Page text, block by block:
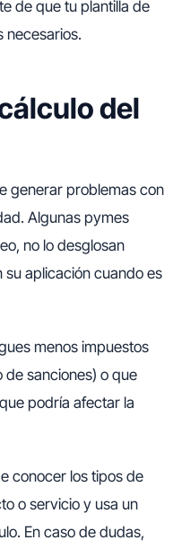
de que tu plantilla de
necesarios.
del
generar problemas con
Algunas pymes
no lo desglosan
aplicación cuando es
menos impuestos
sanciones) o que
podría afectar la
conocer los tipos de
o servicio y usa un
En caso de dudas,